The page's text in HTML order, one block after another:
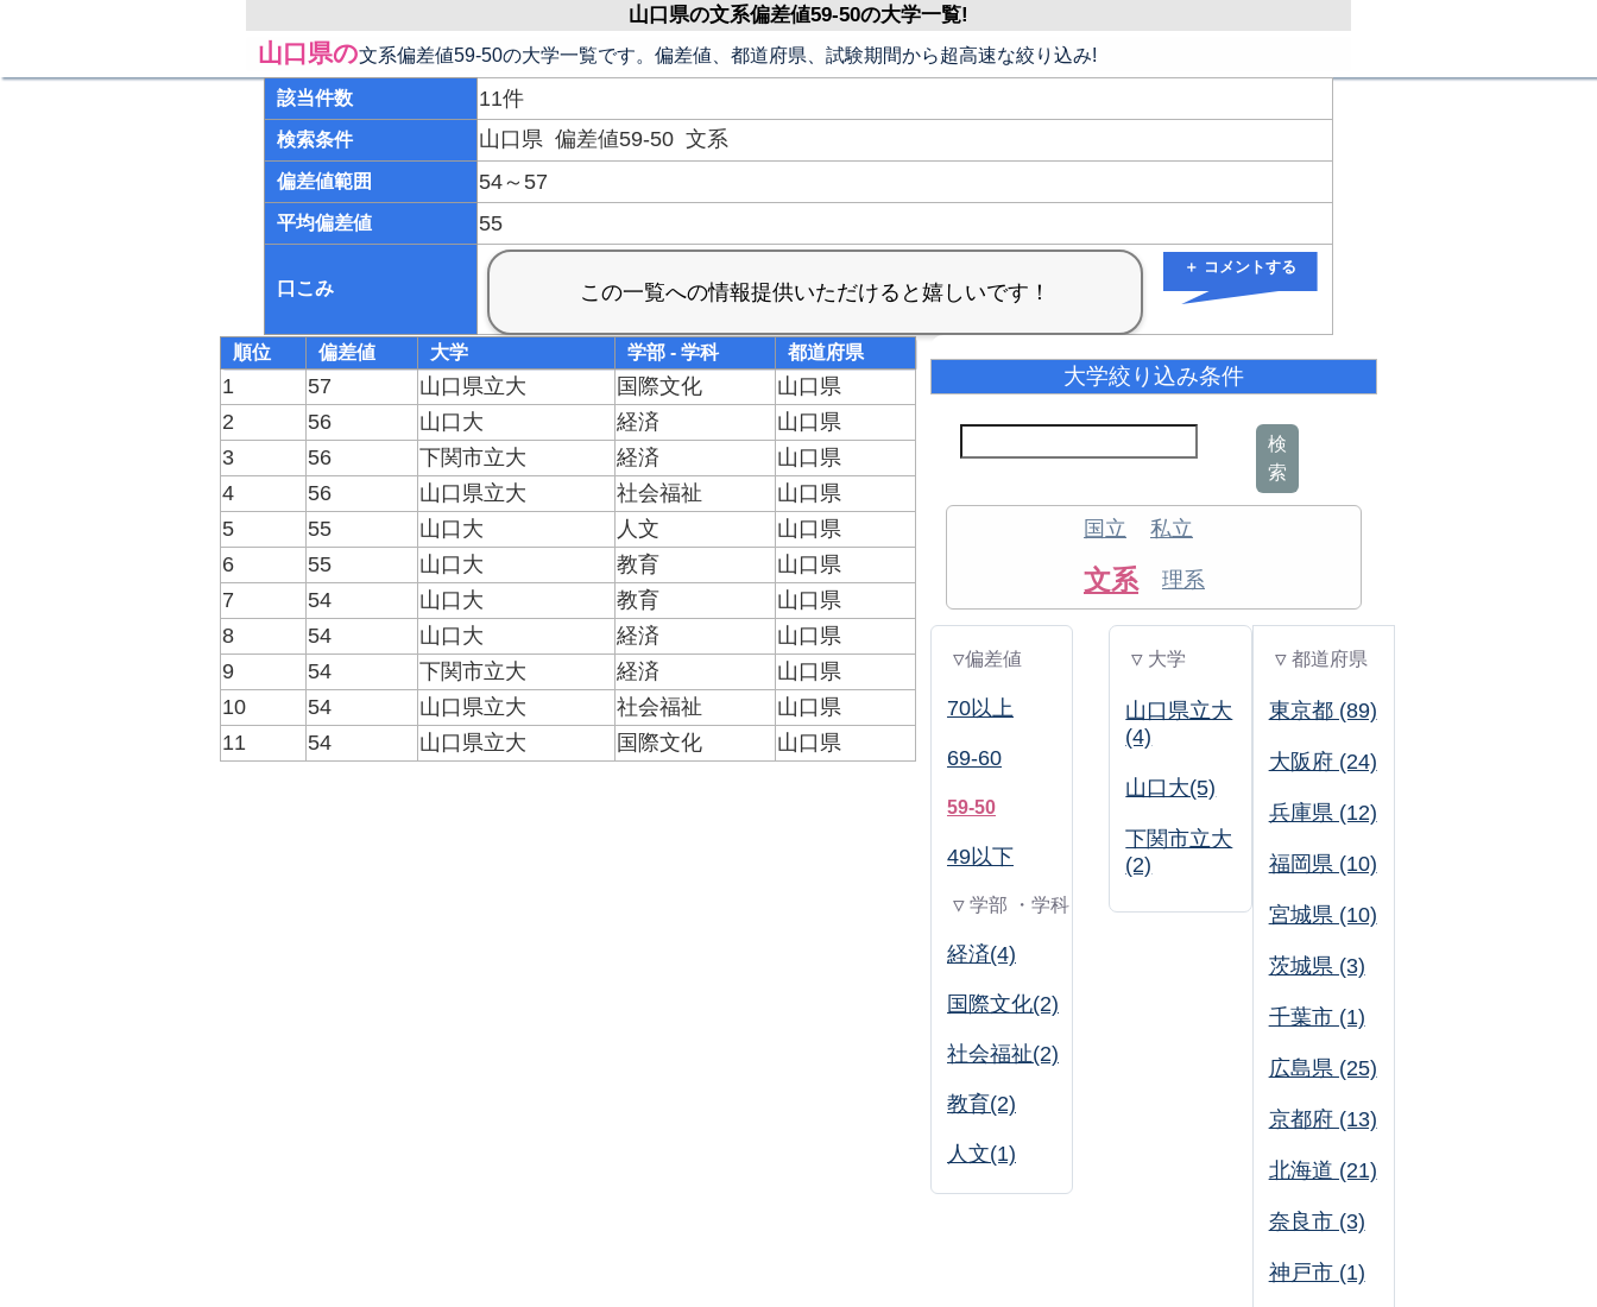
山口県の文系偏差値59-50の大学一覧!
山口県の文系偏差値59-50の大学一覧です。偏差値、都道府県、試験期間から超高速な絞り込み!
該当件数 11件
検索条件 山口県 偏差値59-50 文系
偏差値範囲 54～57
平均偏差値 55
口こみ
＋ コメントする
順位 偏差値 大学 学部 - 学科 都道府県
1 57 山口県立大 国際文化
山口県
2
56 山口大 経済
山口県
3
56 下関市立大 経済
山口県
4
56 山口県立大 社会福祉
山口県
5
55 山口大 人文
山口県
6
55 山口大 教育
山口県
7
54 山口大 教育
山口県
8
54 山口大 経済
山口県
9
54 下関市立大 経済
山口県
10
54 山口県立大 社会福祉
山口県
11
54 山口県立大 国際文化 山口県
大学絞り込み条件
検
索
国立 私立
文系 理系
▽偏差値
70以上
69-60
59-50
49以下
▽ 学部 ・学科
経済(4)
国際文化(2)
社会福祉(2)
教育(2)
人文(1)
▽ 大学
山口県立大
(4)
山口大(5)
下関市立大
(2)
▽ 都道府県
東京都 (89)
大阪府 (24)
兵庫県 (12)
福岡県 (10)
宮城県 (10)
茨城県 (3)
千葉市 (1)
広島県 (25)
京都府 (13)
北海道 (21)
奈良市 (3)
神戸市 (1)